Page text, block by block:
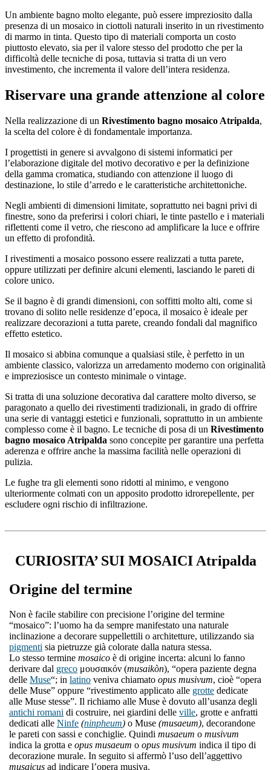
Un ambiente bagno molto elegante, può essere impreziosito dalla
presenza di un mosaico in ciottoli naturali inserito in un rivestimento
di marmo in tinta. Questo tipo di materiali comporta un costo
piuttosto elevato, sia per il valore stesso del prodotto che per la
difficoltà delle tecniche di posa, tuttavia si tratta di un vero
investimento, che incrementa il valore dell’intera residenza.
Riservare una grande attenzione al colore
Nella realizzazione di un Rivestimento bagno mosaico Atripalda,
la scelta del colore è di fondamentale importanza.
I progettisti in genere si avvalgono di sistemi informatici per
l’elaborazione digitale del motivo decorativo e per la definizione
della gamma cromatica, studiando con attenzione il luogo di
destinazione, lo stile d’arredo e le caratteristiche architettoniche.
Negli ambienti di dimensioni limitate, soprattutto nei bagni privi di
finestre, sono da preferirsi i colori chiari, le tinte pastello e i materiali
riflettenti come il vetro, che riescono ad amplificare la luce e offrire
un effetto di profondità.
I rivestimenti a mosaico possono essere realizzati a tutta parete,
oppure utilizzati per definire alcuni elementi, lasciando le pareti di
colore unico.
Se il bagno è di grandi dimensioni, con soffitti molto alti, come si
trovano di solito nelle residenze d’epoca, il mosaico è ideale per
realizzare decorazioni a tutta parete, creando fondali dal magnifico
effetto estetico.
Il mosaico si abbina comunque a qualsiasi stile, è perfetto in un
ambiente classico, valorizza un arredamento moderno con originalità
e impreziosisce un contesto minimale o vintage.
Si tratta di una soluzione decorativa dal carattere molto diverso, se
paragonato a quello dei rivestimenti tradizionali, in grado di offrire
una serie di vantaggi estetici e funzionali, soprattutto in un ambiente
complesso come è il bagno. Le tecniche di posa di un Rivestimento
bagno mosaico Atripalda sono concepite per garantire una perfetta
aderenza e offrire anche la massima facilità nelle operazioni di
pulizia.
Le fughe tra gli elementi sono ridotti al minimo, e vengono
ulteriormente colmati con un apposito prodotto idrorepellente, per
escludere ogni rischio di infiltrazione.
CURIOSITA’ SUI MOSAICI Atripalda
Origine del termine
Non è facile stabilire con precisione l’origine del termine
“mosaico”: l’uomo ha da sempre manifestato una naturale
inclinazione a decorare suppellettili o architetture, utilizzando sia
pigmenti sia pietruzze già colorate dalla natura stessa.
Lo stesso termine mosaico è di origine incerta: alcuni lo fanno
derivare dal greco μουσαικόν (musaikòn), “opera paziente degna
delle Muse“; in latino veniva chiamato opus musivum, cioè “opera
delle Muse” oppure “rivestimento applicato alle grotte dedicate
alle Muse stesse”. Il richiamo alle Muse è dovuto all’usanza degli
antichi romani di costruire, nei giardini delle ville, grotte e anfratti
dedicati alle Ninfe (ninpheum) o Muse (musaeum), decorandone
le pareti con sassi e conchiglie. Quindi musaeum o musivum
indica la grotta e opus musaeum o opus musivum indica il tipo di
decorazione murale. In seguito si affermò l’uso dell’aggettivo
musaicus ad indicare l’opera musiva.